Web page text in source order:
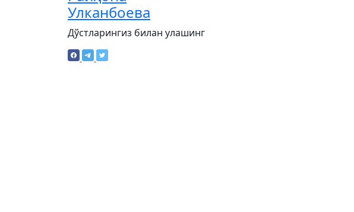
Улканбоева
Дўстларингиз билан улашинг